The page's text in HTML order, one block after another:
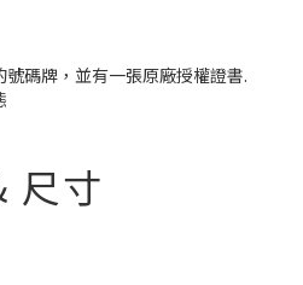
碼牌，並有一張原廠授權證書.
尺寸